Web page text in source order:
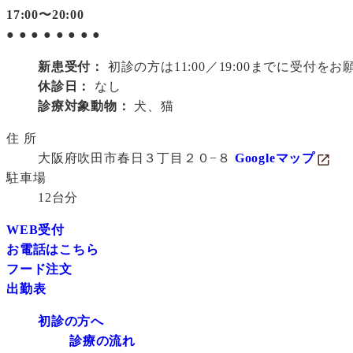
17:00〜20:00
● ● ● ● ● ● ● ●
新患受付：
初診の方は11:00／19:00までに受付をお
休診日：
なし
診療対象動物：
犬、猫
住 所
大阪府吹田市春日３丁目２０−８ Googleマップ
駐車場
12台分
WEB受付
お電話はこちら
フード注文
出勤表
初診の方へ
診療の流れ